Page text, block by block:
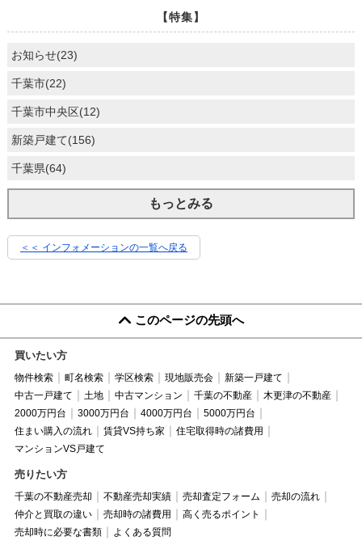
【特集】
お知らせ(23)
千葉市(22)
千葉市中央区(12)
新築戸建て(156)
千葉県(64)
もっとみる
＜＜ インフォメーションの一覧へ戻る
このページの先頭へ
買いたい方
物件検索 町名検索 学区検索 現地販売会
新築一戸建て
中古一戸建て
土地 中古マンション 千葉の不動産
木更津の不動産
2000万円台
3000万円台 4000万円台
5000万円台
住まい購入の流れ
賃貸VS持ち家
住宅取得時の諸費用
マンションVS戸建て
売りたい方
千葉の不動産売却 不動産売却実績 売却査定フォーム
売却の流れ
仲介と買取の違い
売却時の諸費用
高く売るポイント
売却時に必要な書類
よくある質問